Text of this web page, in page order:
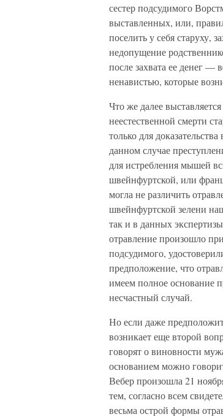
сестер подсудимого
выставленных, или,
поселить у себя старуху,
недопущение
после захвата ее денег —
ненавистью, которые
Что же далее
неестественной смерти
только для
данном случае
для истребления мышей
швейнфуртской, или
могла не различить
швейнфуртской зелени
так и в данных
отравление произошло
подсудимого,
предположение, что
имеем полное основание
несчастный случай.
Но если даже
возникает еще второй
говорят о виновности
основанием можно
Вебер произошла 21
тем, согласно всем
весьма острой формы